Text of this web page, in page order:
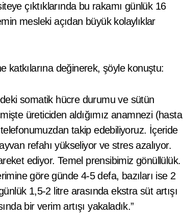
çıktıklarında bu rakamı günlük 16
mesleki açıdan büyük kolaylıklar
katkılarına değinerek, şöyle konuştu:
somatik hücre durumu ve sütün
üreticiden aldığımız anamnezi (hasta
takip edebiliyoruz. İçeride
refahı yükseliyor ve stres azalıyor.
ediyor. Temel prensibimiz gönüllülük.
göre günde 4-5 defa, bazıları ise 2
1,5-2 litre arasında ekstra süt artışı
bir verim artışı yakaladık.”